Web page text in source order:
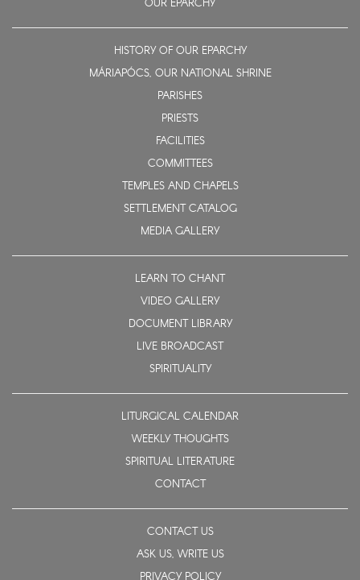
OUR EPARCHY
HISTORY OF OUR EPARCHY
MÁRIAPÓCS, OUR NATIONAL SHRINE
PARISHES
PRIESTS
FACILITIES
COMMITTEES
TEMPLES AND CHAPELS
SETTLEMENT CATALOG
MEDIA GALLERY
LEARN TO CHANT
VIDEO GALLERY
DOCUMENT LIBRARY
LIVE BROADCAST
SPIRITUALITY
LITURGICAL CALENDAR
WEEKLY THOUGHTS
SPIRITUAL LITERATURE
CONTACT
CONTACT US
ASK US, WRITE US